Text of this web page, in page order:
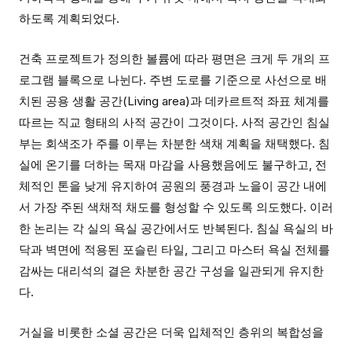
하도록 계획되었다.
건축 프로젝트가 정의한 볼륨에 따라 평면은 크게 두 개의 프
로그램 블록으로 나뉜다. 주변 도로를 기준으로 사선으로 배
치된 공용 생활 공간(Living area)과 데카르트적 좌표 체계를
따르는 직교 형태의 사적 공간이 그것이다. 사적 공간인 침실
부는 회색조가 주를 이루는 차분한 색채 계획을 채택했다. 침
실에 온기를 더하는 목재 마감을 사용했음에도 불구하고, 전
체적인 톤을 낮게 유지하여 공원의 풍경과 노을이 공간 내에
서 가장 주된 색채적 채도를 형성할 수 있도록 의도했다. 이러
한 논리는 각 실의 욕실 공간에서도 반복된다. 침실 욕실의 바
닥과 벽면에 적용된 포슬린 타일, 그리고 마스터 욕실 전체를
감싸는 대리석의 결은 차분한 공간 구성을 일관되게 유지한
다.
거실을 비롯한 소셜 공간은 더욱 입체적인 층위의 복합성을